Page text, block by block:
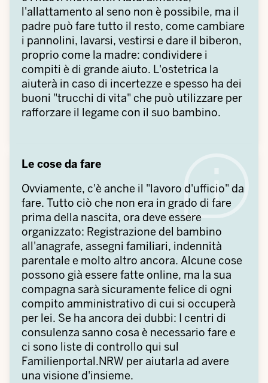
l'allattamento al seno non è possibile, ma il
padre può fare tutto il resto, come cambiare
i pannolini, lavarsi, vestirsi e dare il biberon,
proprio come la madre: condividere i
compiti è di grande aiuto. L'ostetrica la
aiuterà in caso di incertezze e spesso ha dei
buoni "trucchi di vita" che può utilizzare per
rafforzare il legame con il suo bambino.
Le cose da fare
Ovviamente, c'è anche il "lavoro d'ufficio" da
fare. Tutto ciò che non era in grado di fare
prima della nascita, ora deve essere
organizzato: Registrazione del bambino
all'anagrafe, assegni familiari, indennità
parentale e molto altro ancora. Alcune cose
possono già essere fatte online, ma la sua
compagna sarà sicuramente felice di ogni
compito amministrativo di cui si occuperà
per lei. Se ha ancora dei dubbi: I centri di
consulenza sanno cosa è necessario fare e
ci sono liste di controllo qui sul
Familienportal.NRW per aiutarla ad avere
una visione d'insieme.